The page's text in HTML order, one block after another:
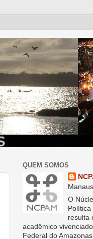
QUEM SOMOS
O
Política
resulta
acadêmico
Federal do